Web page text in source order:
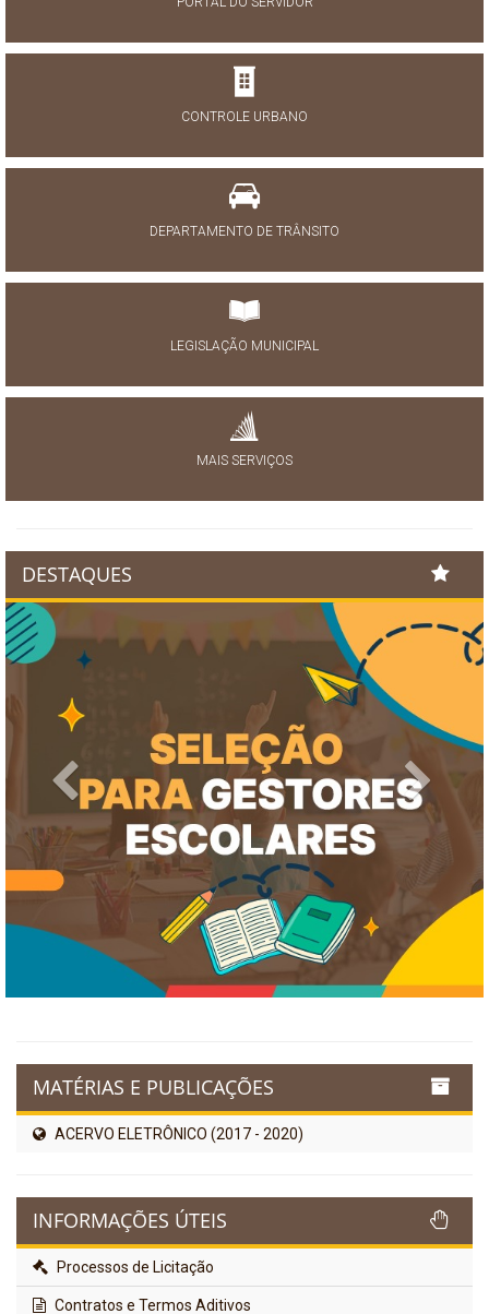
CONTROLE URBANO
DEPARTAMENTO DE TRÂNSITO
LEGISLAÇÃO MUNICIPAL
MAIS SERVIÇOS
DESTAQUES
Previous Next
MATÉRIAS E PUBLICAÇÕES
ACERVO ELETRÔNICO (2017 - 2020)
INFORMAÇÕES ÚTEIS
Processos de Licitação
Contratos e Termos Aditivos